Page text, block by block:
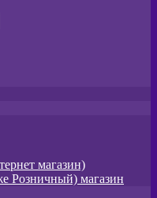
магазин)
Розничный) магазин